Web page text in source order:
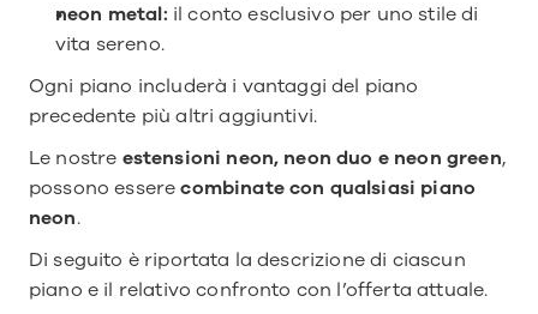
neon metal: il conto esclusivo per uno stile di
vita sereno.
Ogni piano includerà i vantaggi del piano
precedente più altri aggiuntivi.
Le nostre estensioni neon, neon duo e neon green,
possono essere combinate con qualsiasi piano
neon.
Di seguito è riportata la descrizione di ciascun
piano e il relativo confronto con l’offerta attuale.